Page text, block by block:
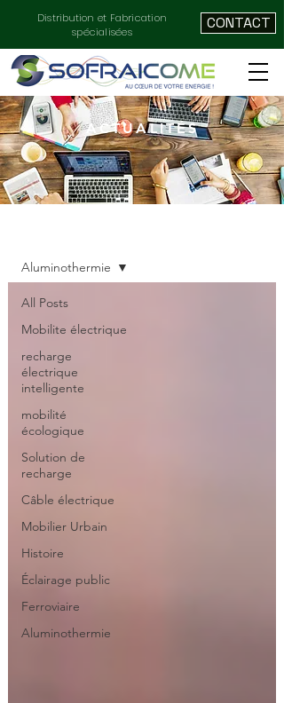
Distribution et Fabrication
spécialisées
CONTACT
ACTUALITÉS
All Posts
Mobilite électrique
recharge
électrique
intelligente
mobilité
écologique
Solution de
recharge
Câble électrique
Mobilier Urbain
Histoire
Éclairage public
Ferroviaire
Aluminothermie
Aluminothermie